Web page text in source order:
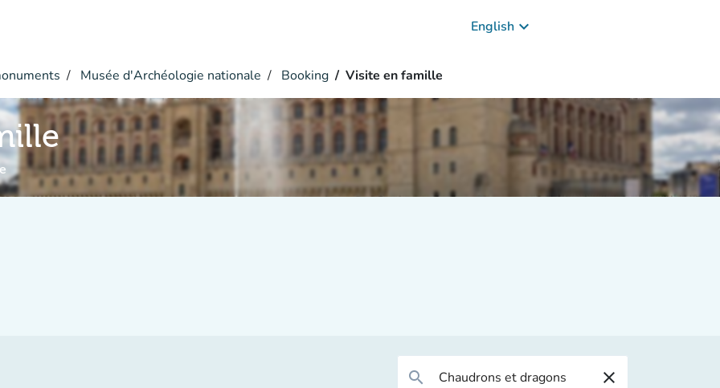
English keyboard_arrow_down
Musée d'Archéologie nationale Booking Visite en famille
search close